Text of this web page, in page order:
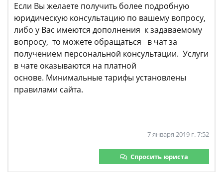
Если Вы желаете получить более подробную
юридическую консультацию по вашему вопросу,
либо у Вас имеются дополнения к задаваемому
вопросу, то можете обращаться в чат за
получением персональной консультации. Услуги
в чате оказываются на платной
основе. Минимальные тарифы установлены
правилами сайта.
7 января 2019 г. 7:52
Спросить юриста